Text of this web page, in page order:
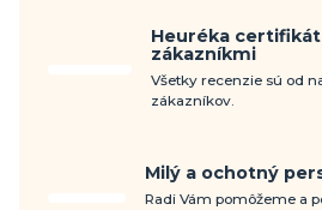
Heuréka
zákazníkmi
Všetky recenzie sú od
zákazníkov.
Milý a ochotný
Radi Vám pomôžeme a